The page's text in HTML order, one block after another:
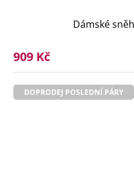
Dámské
909 Kč
DOPRODEJ POSLEDNÍ PÁRY